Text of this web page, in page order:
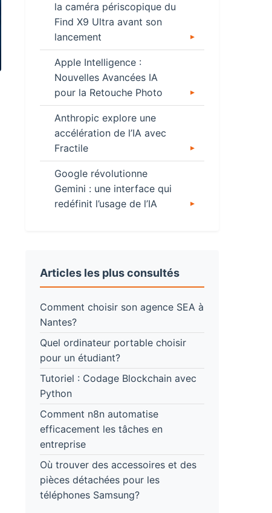
la caméra périscopique du
Find X9 Ultra avant son
lancement
Apple Intelligence :
Nouvelles Avancées IA
pour la Retouche Photo
Anthropic explore une
accélération de l’IA avec
Fractile
Google révolutionne
Gemini : une interface qui
redéfinit l’usage de l’IA
Articles les plus consultés
Comment choisir son agence SEA à
Nantes?
Quel ordinateur portable choisir
pour un étudiant?
Tutoriel : Codage Blockchain avec
Python
Comment n8n automatise
efficacement les tâches en
entreprise
Où trouver des accessoires et des
pièces détachées pour les
téléphones Samsung?